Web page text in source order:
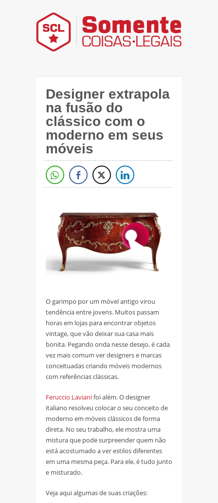
Designer extrapola
na fusão do
clássico com o
moderno em seus
móveis
O garimpo por um móvel antigo virou
tendência entre jovens. Muitos passam
horas em lojas para encontrar objetos
vintage, que vão deixar sua casa mais
bonita. Pegando onda nesse desejo, é cada
vez mais comum ver designers e marcas
conceituadas criando móveis modernos
com referências clássicas.
Feruccio Lavianifoi além. O designer
italiano resolveu colocar o seu conceito de
moderno em móveis clássicos de forma
direta. No seu trabalho, ele mostra uma
mistura que pode surpreender quem não
está acostumado a ver estilos diferentes
em uma mesma peça. Para ele, é tudo junto
e misturado.
Veja aqui algumas de suas criações: